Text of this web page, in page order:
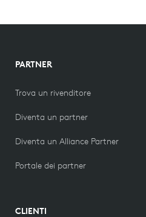
PARTNER
Trova un rivenditore
Diventa un partner
Diventa un Alliance Partner
Portale dei partner
CLIENTI